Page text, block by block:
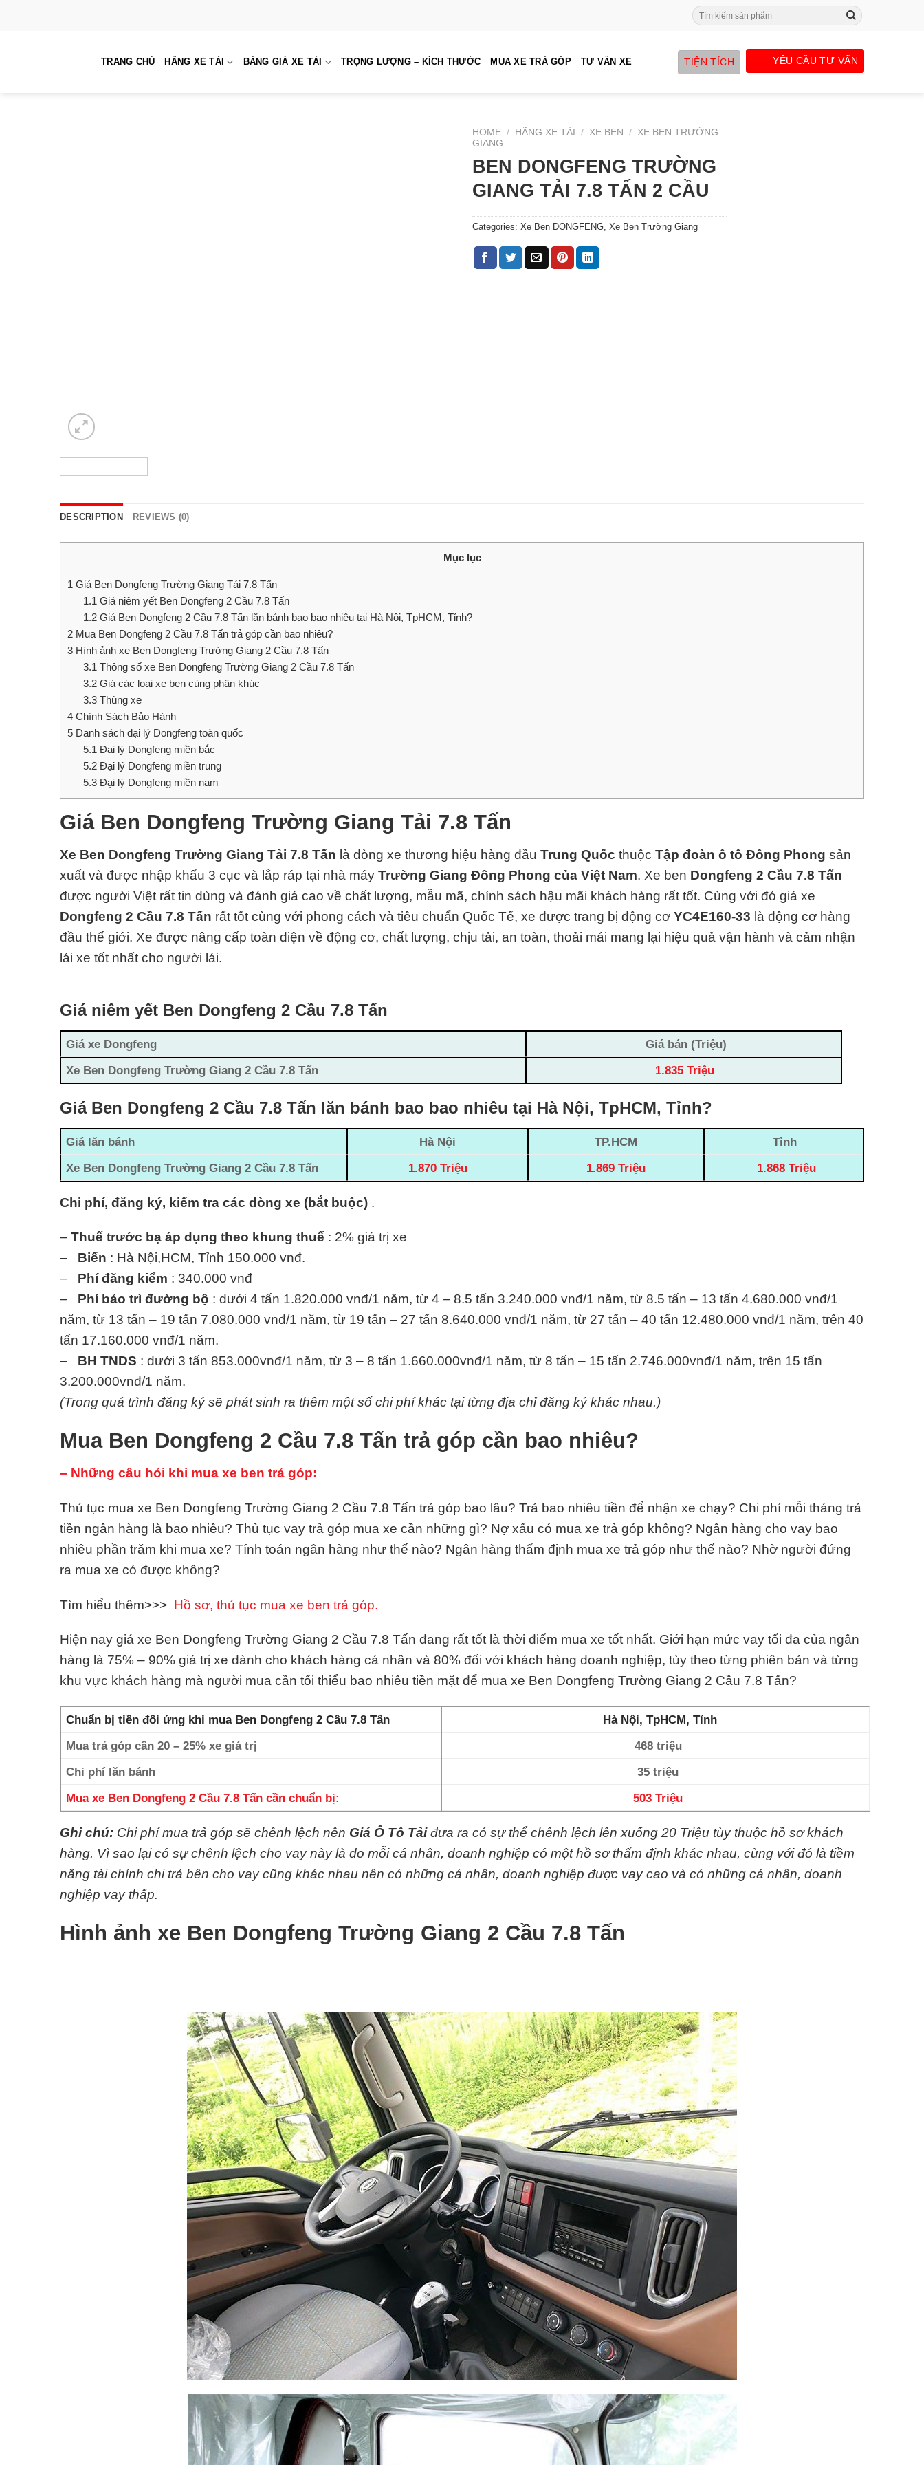
Search
for:
TRANG CHỦ HÃNG XE TẢI BẢNG GIÁ XE TẢI TRỌNG LƯỢNG – KÍCH THƯỚC MUA XE TRẢ GÓP TƯ VẤN XE TIỆN TÍCH YÊU CẦU TƯ VẤN
HOME / HÃNG XE TẢI / XE BEN / XE BEN TRƯỜNG
GIANG
BEN DONGFENG TRƯỜNG
GIANG TẢI 7.8 TẤN 2 CẦU
Categories: Xe Ben DONGFENG Xe Ben Trường Giang
DESCRIPTION REVIEWS (0)
Mục lục
1 Giá Ben Dongfeng Trường Giang Tải 7.8 Tấn
1.1 Giá niêm yết Ben Dongfeng 2 Cầu 7.8 Tấn
1.2Giá Ben Dongfeng 2 Cầu 7.8 Tấn lăn bánh bao bao nhiêu tại Hà Nội, TpHCM, Tỉnh?
2 Mua Ben Dongfeng 2 Cầu 7.8 Tấn trả góp cần bao nhiêu?
3 Hình ảnh xe Ben Dongfeng Trường Giang 2 Cầu 7.8 Tấn
3.1 Thông số xe Ben Dongfeng Trường Giang 2 Cầu 7.8 Tấn
3.2Giá các loại xe ben cùng phân khúc
3.3Thùng xe
4 Chính Sách Bảo Hành
5 Danh sách đại lý Dongfeng toàn quốc
5.1 Đại lý Dongfeng miền bắc
5.2Đại lý Dongfeng miền trung
5.3Đại lý Dongfeng miền nam
Giá Ben Dongfeng Trường Giang Tải 7.8 Tấn
Xe Ben Dongfeng Trường Giang Tải 7.8 Tấn là dòng xe thương hiệu hàng đầu Trung Quốc thuộc Tập đoàn ô tô Đông Phong sản
xuất và được nhập khẩu 3 cục và lắp ráp tại nhà máy Trường Giang Đông Phong của Việt Nam. Xe ben Dongfeng 2 Cầu 7.8 Tấn
được người Việt rất tin dùng và đánh giá cao về chất lượng, mẫu mã, chính sách hậu mãi khách hàng rất tốt. Cùng với đó giá xe
Dongfeng 2 Cầu 7.8 Tấn rất tốt cùng với phong cách và tiêu chuẩn Quốc Tế, xe được trang bị động cơ YC4E160-33 là động cơ hàng
đầu thế giới. Xe được nâng cấp toàn diện về động cơ, chất lượng, chịu tải, an toàn, thoải mái mang lại hiệu quả vận hành và cảm nhận
lái xe tốt nhất cho người lái.
Giá niêm yết Ben Dongfeng 2 Cầu 7.8 Tấn
Giá xe Dongfeng
Giá bán (Triệu)
Xe Ben Dongfeng Trường Giang 2 Cầu 7.8 Tấn
1.835 Triệu
Giá Ben Dongfeng 2 Cầu 7.8 Tấn lăn bánh bao bao nhiêu tại Hà Nội, TpHCM, Tỉnh?
Giá lăn bánh Hà Nội TP.HCM
Tỉnh
Xe Ben DongfengTrường Giang2 Cầu 7.8 Tấn 1.870 Triệu 1.869 Triệu 1.868 Triệu
Chi phí, đăng ký, kiểm tra các dòng xe (bắt buộc) .
– Thuế trước bạ áp dụng theo khung thuế : 2% giá trị xe
– Biển : Hà Nội,HCM, Tỉnh 150.000 vnđ.
– Phí đăng kiểm : 340.000 vnđ
– Phí bảo trì đường bộ : dưới 4 tấn 1.820.000 vnđ/1 năm, từ 4 – 8.5 tấn 3.240.000 vnđ/1 năm, từ 8.5 tấn – 13 tấn 4.680.000 vnđ/1
năm, từ 13 tấn – 19 tấn 7.080.000 vnđ/1 năm, từ 19 tấn – 27 tấn 8.640.000 vnđ/1 năm, từ 27 tấn – 40 tấn 12.480.000 vnđ/1 năm, trên 40
tấn 17.160.000 vnđ/1 năm.
– BH TNDS : dưới 3 tấn 853.000vnđ/1 năm, từ 3 – 8 tấn 1.660.000vnđ/1 năm, từ 8 tấn – 15 tấn 2.746.000vnđ/1 năm, trên 15 tấn
3.200.000vnđ/1 năm.
(Trong quá trình đăng ký sẽ phát sinh ra thêm một số chi phí khác tại từng địa chỉ đăng ký khác nhau.)
Mua Ben Dongfeng 2 Cầu 7.8 Tấn trả góp cần bao nhiêu?
– Những câu hỏi khi mua xe ben trả góp:
Thủ tục mua xe Ben Dongfeng Trường Giang 2 Cầu 7.8 Tấn trả góp bao lâu? Trả bao nhiêu tiền để nhận xe chạy? Chi phí mỗi tháng trả
tiền ngân hàng là bao nhiêu? Thủ tục vay trả góp mua xe cần những gì? Nợ xấu có mua xe trả góp không? Ngân hàng cho vay bao
nhiêu phần trăm khi mua xe? Tính toán ngân hàng như thế nào? Ngân hàng thẩm định mua xe trả góp như thế nào? Nhờ người đứng
ra mua xe có được không?
Tìm hiểu thêm>>> Hồ sơ, thủ tục mua xe ben trả góp.
Hiện nay giá xe Ben Dongfeng Trường Giang 2 Cầu 7.8 Tấn đang rất tốt là thời điểm mua xe tốt nhất. Giới hạn mức vay tối đa của ngân
hàng là 75% – 90% giá trị xe dành cho khách hàng cá nhân và 80% đối với khách hàng doanh nghiệp, tùy theo từng phiên bản và từng
khu vực khách hàng mà người mua cần tối thiểu bao nhiêu tiền mặt để mua xe Ben Dongfeng Trường Giang 2 Cầu 7.8 Tấn?
Chuẩn bị tiền đối ứng khi mua Ben Dongfeng 2 Cầu 7.8 Tấn
Hà Nội, TpHCM, Tỉnh
Mua trả góp cần 20 – 25% xe giá trị
468 triệu
Chi phí lăn bánh
35 triệu
Mua xe Ben Dongfeng 2 Cầu 7.8 Tấn cần chuẩn bị:
503 Triệu
Ghi chú: Chi phí mua trả góp sẽ chênh lệch nên Giá Ô Tô Tảiđưa ra có sự thể chênh lệch lên xuống 20 Triệu tùy thuộc hồ sơ khách
hàng. Vì sao lại có sự chênh lệch cho vay này là do mỗi cá nhân, doanh nghiệp có một hồ sơ thẩm định khác nhau, cùng với đó là tiềm
năng tài chính chi trả bên cho vay cũng khác nhau nên có những cá nhân, doanh nghiệp được vay cao và có những cá nhân, doanh
nghiệp vay thấp.
Hình ảnh xe Ben Dongfeng Trường Giang 2 Cầu 7.8 Tấn